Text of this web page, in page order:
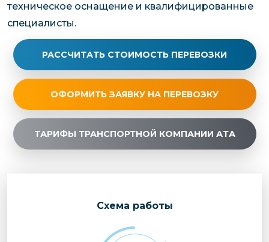
техническое оснащение и квалифицированные
специалисты.
РАССЧИТАТЬ СТОИМОСТЬ ПЕРЕВОЗКИ
ОФОРМИТЬ ЗАЯВКУ НА ПЕРЕВОЗКУ
ТАРИФЫ ТРАНСПОРТНОЙ КОМПАНИИ АТА
Cхема работы